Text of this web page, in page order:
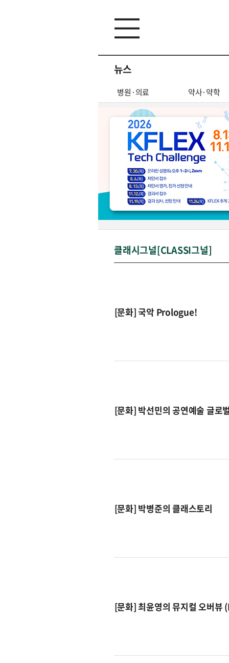
뉴스
병원·의료 약사·약학
클래시그널[CLASSI그널]
[문화] 국악 Prologue!
[문화] 박선민의 공연예술 글로
[문화] 박병준의 클래스토리
[문화] 최윤영의 뮤지컬 오버